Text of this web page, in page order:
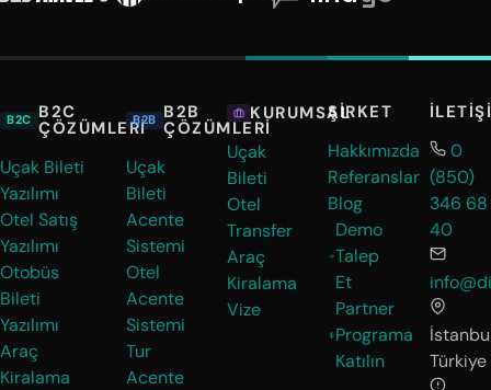
B2C B2C
ÇÖZÜMLERI
Uçak Bileti
Yazılımı
Otel Satış
Yazılımı
Otobüs
Bileti
Yazılımı
Araç
Kiralama
B2B B2B
ÇÖZÜMLERI
Uçak
Bileti
Acente
Sistemi
Otel
Acente
Sistemi
Tur
Acente
KURUMSAL
Uçak
Bileti
Otel
Transfer
Araç
Kiralama
Vize
ŞIRKET
Hakkımızda
Referanslar
Blog
Demo
Talep
Et
Partner
Programa
Katılın
0
(850)
346 68
40
Türkiye